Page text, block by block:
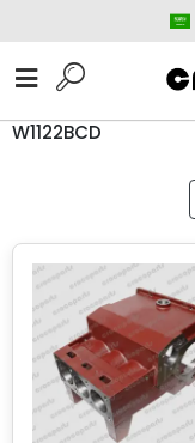
W1122BCD